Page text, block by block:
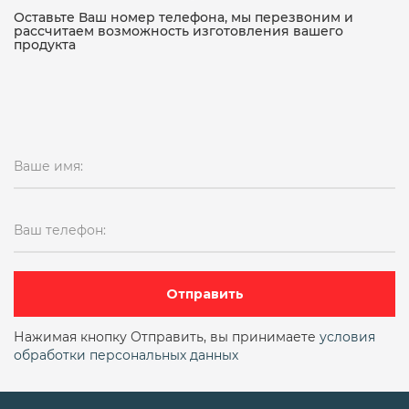
15кч18п чугунный
15кч18п чугунный муфтовый
15кч19п ду32 ру16
15нж11бк 15нж13бк 15нж13бк ду6
15нж22нж 15нж22п 15нж40п
Оставьте Ваш номер телефона, мы перезвоним и
рассчитаем возможность изготовления вашего
продукта
Ваше имя:
Ваш телефон:
Отправить
Нажимая кнопку Отправить, вы принимаете условия
обработки персональных данных